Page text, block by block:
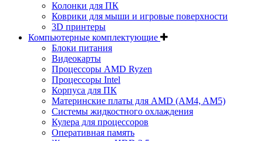
Колонки для ПК
Коврики для мыши и игровые поверхности
3D принтеры
Компьютерные комплектующие
Блоки питания
Видеокарты
Процессоры AMD Ryzen
Процессоры Intel
Корпуса для ПК
Материнские платы для AMD (AM4, AM5)
Системы жидкостного охлаждения
Кулера для процессоров
Оперативная память